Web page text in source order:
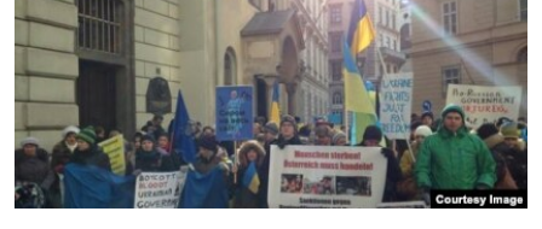
ВСЕ ЗА ДЕНЬ
СПЕЦПРОЕКТИ
ДЕПОРТАЦІЯ
ВІДЕОУРОКИ «ELIFBE»
СВІДЧЕННЯ ОКУПАЦІЇ
ЯК ОБІЙТИ БЛОКУВАННЯ
Русский
Qırımtatar